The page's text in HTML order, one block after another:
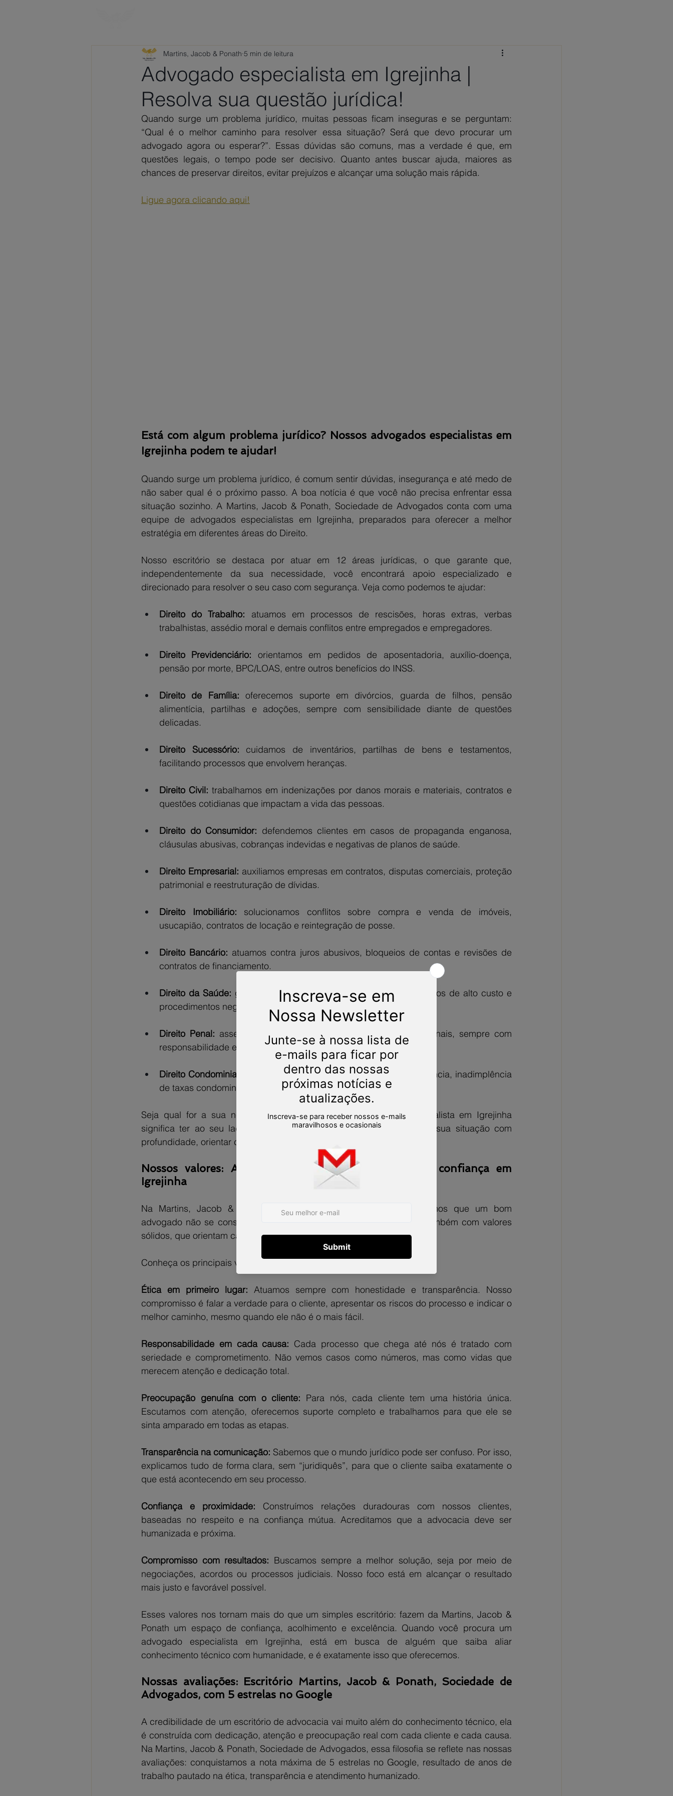
Advogado especialista em Igrejinha |
Resolva sua questão jurídica!
Martins, Jacob & Ponath 5 min de leitura
Quando surge um problema jurídico, muitas pessoas ficam inseguras e se perguntam:
“Qual é o melhor caminho para resolver essa situação? Será que devo procurar um
advogado agora ou esperar?”. Essas dúvidas são comuns, mas a verdade é que, em
questões legais, o tempo pode ser decisivo. Quanto antes buscar ajuda, maiores as
chances de preservar direitos, evitar prejuízos e alcançar uma solução mais rápida.
Ligue agora clicando aqui!
Está com algum problema jurídico? Nossos advogados especialistas em
Igrejinha podem te ajudar!
Quando surge um problema jurídico, é comum sentir dúvidas, insegurança e até medo de
não saber qual é o próximo passo. A boa notícia é que você não precisa enfrentar essa
situação sozinho. A Martins, Jacob & Ponath, Sociedade de Advogados conta com uma
equipe de advogados especialistas em Igrejinha, preparados para oferecer a melhor
estratégia em diferentes áreas do Direito.
Nosso escritório se destaca por atuar em 12 áreas jurídicas, o que garante que,
independentemente da sua necessidade, você encontrará apoio especializado e
direcionado para resolver o seu caso com segurança. Veja como podemos te ajudar:
Direito do Trabalho: atuamos em processos de rescisões, horas extras, verbas
trabalhistas, assédio moral e demais conflitos entre empregados e empregadores.
Direito Previdenciário: orientamos em pedidos de aposentadoria, auxílio-doença,
pensão por morte, BPC/LOAS, entre outros benefícios do INSS.
Direito de Família: oferecemos suporte em divórcios, guarda de filhos, pensão
alimentícia, partilhas e adoções, sempre com sensibilidade diante de questões
delicadas.
Direito Sucessório: cuidamos de inventários, partilhas de bens e testamentos,
facilitando processos que envolvem heranças.
Direito Civil: trabalhamos em indenizações por danos morais e materiais, contratos e
questões cotidianas que impactam a vida das pessoas.
Direito do Consumidor: defendemos clientes em casos de propaganda enganosa,
cláusulas abusivas, cobranças indevidas e negativas de planos de saúde.
Direito Empresarial: auxiliamos empresas em contratos, disputas comerciais, proteção
patrimonial e reestruturação de dívidas.
Direito Imobiliário: solucionamos conflitos sobre compra e venda de imóveis,
usucapião, contratos de locação e reintegração de posse.
Direito Bancário: atuamos contra juros abusivos, bloqueios de contas e revisões de
contratos de financiamento.
Direito da Saúde: garantimos o acesso a medicamentos, tratamentos de alto custo e
procedimentos negados por planos de saúde.
Direito Penal: asseguramos a ampla defesa em acusações criminais, sempre com
responsabilidade e estratégia.
Direito Condominial:
buscamos soluções para conflitos de convivência, inadimplência
de taxas condominiais e disputas entre vizinhos.
Seja qual for a sua necessidade, contar com um advogado especialista em Igrejinha
significa ter ao seu lado profissionais preparados, que irão analisar sua situação com
profundidade, orientar com clareza e lutar pelos seus direitos até o fim.
Nossos valores: A base de um escritório jurídico de confiança em
Igrejinha
Na Martins, Jacob & Ponath, Sociedade de Advogados, acreditamos que um bom
advogado não se constrói apenas com conhecimento técnico, mas também com valores
sólidos, que orientam cada atendimento e cada decisão tomada.
Conheça os principais valores que fazem parte da nossa identidade:
Ética em primeiro lugar: Atuamos sempre com honestidade e transparência. Nosso
compromisso é falar a verdade para o cliente, apresentar os riscos do processo e indicar o
melhor caminho, mesmo quando ele não é o mais fácil.
Responsabilidade em cada causa: Cada processo que chega até nós é tratado com
seriedade e comprometimento. Não vemos casos como números, mas como vidas que
merecem atenção e dedicação total.
Preocupação genuína com o cliente: Para nós, cada cliente tem uma história única.
Escutamos com atenção, oferecemos suporte completo e trabalhamos para que ele se
sinta amparado em todas as etapas.
Transparência na comunicação: Sabemos que o mundo jurídico pode ser confuso. Por isso,
explicamos tudo de forma clara, sem “juridiquês”, para que o cliente saiba exatamente o
que está acontecendo em seu processo.
Confiança e proximidade: Construímos relações duradouras com nossos clientes,
baseadas no respeito e na confiança mútua. Acreditamos que a advocacia deve ser
humanizada e próxima.
Compromisso com resultados: Buscamos sempre a melhor solução, seja por meio de
negociações, acordos ou processos judiciais. Nosso foco está em alcançar o resultado
mais justo e favorável possível.
Esses valores nos tornam mais do que um simples escritório: fazem da Martins, Jacob &
Ponath um espaço de confiança, acolhimento e excelência. Quando você procura um
advogado especialista em Igrejinha, está em busca de alguém que saiba aliar
conhecimento técnico com humanidade, e é exatamente isso que oferecemos.
Nossas avaliações: Escritório Martins, Jacob & Ponath, Sociedade de
Advogados, com 5 estrelas no Google
A credibilidade de um escritório de advocacia vai muito além do conhecimento técnico, ela
é construída com dedicação, atenção e preocupação real com cada cliente e cada causa.
Na Martins, Jacob & Ponath, Sociedade de Advogados, essa filosofia se reflete nas nossas
avaliações: conquistamos a nota máxima de 5 estrelas no Google, resultado de anos de
trabalho pautado na ética, transparência e atendimento humanizado.